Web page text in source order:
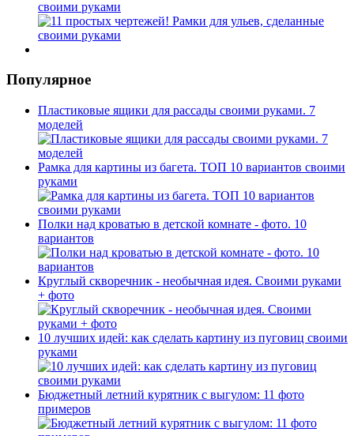
своими руками
Популярное
Пластиковые ящики для рассады своими руками. 7
моделей
Рамка для картины из багета. ТОП 10 вариантов своими
руками
Полки над кроватью в детской комнате - фото. 10
вариантов
Круглый скворечник - необычная идея. Своими руками
+ фото
10 лучших идей: как сделать картину из пуговиц своими
руками
Бюджетный летний курятник с выгулом: 11 фото
примеров